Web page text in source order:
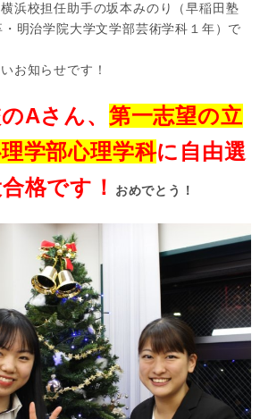
浜校担任助手の坂本みのり（早稲田塾
明治学院大学文学部芸術学科１年）で
お知らせです！
Aさん、 第一志望の立
学部心理学科に自由選
格です！
おめでとう！